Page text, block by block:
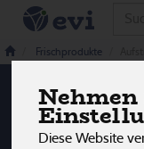
Nehmen
Diese Website
Frischprodukte
Hersteller